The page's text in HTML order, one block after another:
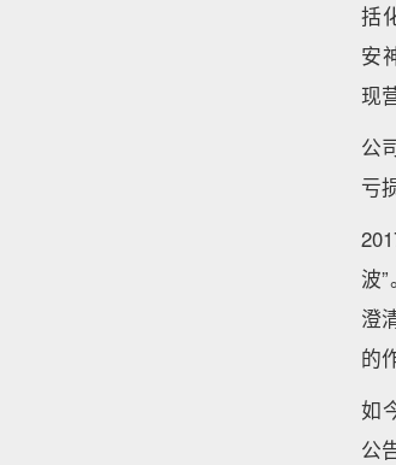
括
安
现
公
亏
波
澄
的
如
公